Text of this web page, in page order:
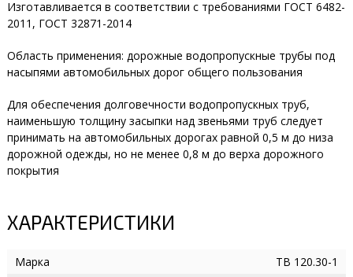
Изготавливается в соответствии с требованиями ГОСТ 6482-
2011, ГОСТ 32871-2014
Область применения: дорожные водопропускные трубы под
насыпями автомобильных дорог общего пользования
Для обеспечения долговечности водопропускных труб,
наименьшую толщину засыпки над звеньями труб следует
принимать на автомобильных дорогах равной 0,5 м до низа
дорожной одежды, но не менее 0,8 м до верха дорожного
покрытия
ХАРАКТЕРИСТИКИ
Марка
ТВ 120.30-1